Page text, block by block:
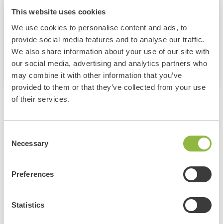
This website uses cookies
We use cookies to personalise content and ads, to
provide social media features and to analyse our traffic.
We also share information about your use of our site with
our social media, advertising and analytics partners who
may combine it with other information that you’ve
provided to them or that they’ve collected from your use
of their services.
Selection
Necessary
Preferences
Statistics
16:30 - 21:00
Volwassene: €17,50
Kind: €17,50
Website evenement
Kunstfair Kootwijkerbroek
Meer informatie